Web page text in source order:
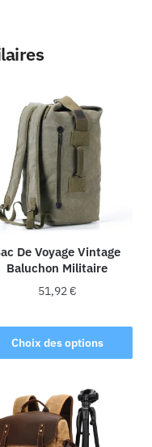
De Voyage Vintage
Baluchon Militaire
51,92€
Choix des options
produit
a
variations.
Les
options